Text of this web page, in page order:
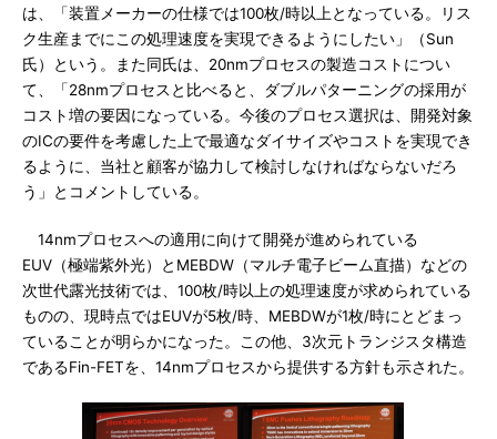
は、「装置メーカーの仕様では100枚/時以上となっている。リス
ク生産までにこの処理速度を実現できるようにしたい」（Sun
氏）という。また同氏は、20nmプロセスの製造コストについ
て、「28nmプロセスと比べると、ダブルパターニングの採用が
コスト増の要因になっている。今後のプロセス選択は、開発対象
のICの要件を考慮した上で最適なダイサイズやコストを実現でき
るように、当社と顧客が協力して検討しなければならないだろ
う」とコメントしている。
14nmプロセスへの適用に向けて開発が進められている
EUV（極端紫外光）とMEBDW（マルチ電子ビーム直描）などの
次世代露光技術では、100枚/時以上の処理速度が求められている
ものの、現時点ではEUVが5枚/時、MEBDWが1枚/時にとどまっ
ていることが明らかになった。この他、3次元トランジスタ構造
であるFin-FETを、14nmプロセスから提供する方針も示された。